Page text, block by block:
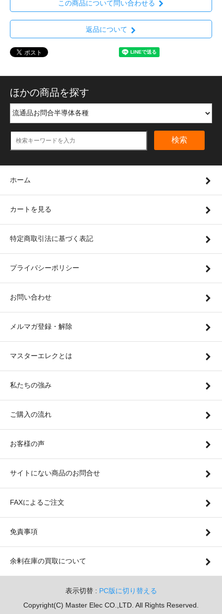
この商品について問い合わせる
返品について
ほかの商品を探す
検索
ホーム
カートを見る
特定商取引法に基づく表記
プライバシーポリシー
お問い合わせ
メルマガ登録・解除
マスターエレクとは
私たちの強み
ご購入の流れ
お客様の声
サイトにない商品のお問合せ
FAXによるご注文
免責事項
余剰在庫の買取について
表示切替 : PC版に切り替える
Copyright(C) Master Elec CO.,LTD. All Rights Reserved.